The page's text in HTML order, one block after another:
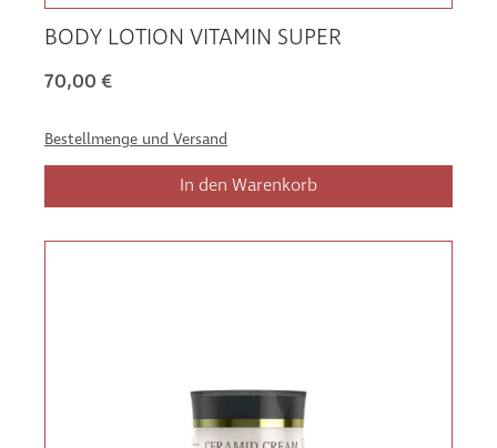
BODY LOTION VITAMIN SUPER
70,00 €
Bestellmenge und Versand
In den Warenkorb